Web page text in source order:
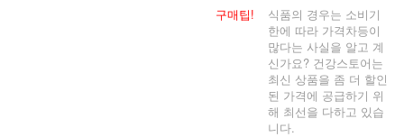
구매팁!
식품의 경우는 소비기
한에 따라 가격차등이
많다는 사실을 알고 계
신가요? 건강스토어는
최신 상품을 좀 더 할인
된 가격에 공급하기 위
해 최선을 다하고 있습
니다.